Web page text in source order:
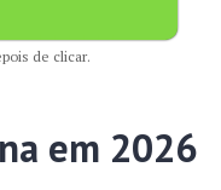
de clicar.
em 2026